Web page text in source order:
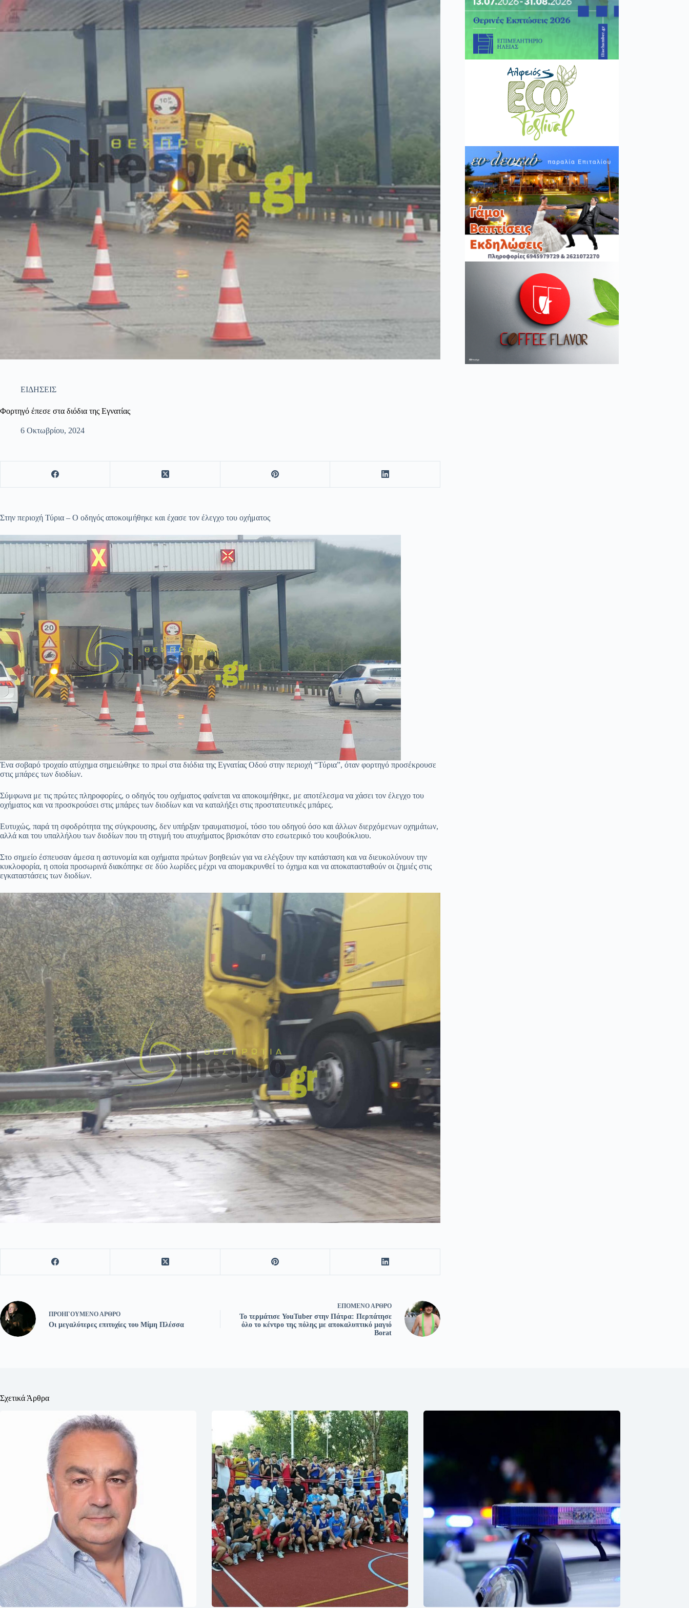
ΕΙΔΗΣΕΙΣ
Φορτηγό έπεσε στα διόδια της Εγνατίας
6 Οκτωβρίου, 2024
Στην περιοχή Τύρια – Ο οδηγός αποκοιμήθηκε και έχασε τον έλεγχο του οχήματος
Ένα σοβαρό τροχαίο ατύχημα σημειώθηκε το πρωί στα διόδια της Εγνατίας Οδού στην περιοχή “Τύρια”, όταν φορτηγό προσέκρουσε
στις μπάρες των διοδίων.
Σύμφωνα με τις πρώτες πληροφορίες, ο οδηγός του οχήματος φαίνεται να αποκοιμήθηκε, με αποτέλεσμα να χάσει τον έλεγχο του
οχήματος και να προσκρούσει στις μπάρες των διοδίων και να καταλήξει στις προστατευτικές μπάρες.
Ευτυχώς, παρά τη σφοδρότητα της σύγκρουσης, δεν υπήρξαν τραυματισμοί, τόσο του οδηγού όσο και άλλων διερχόμενων οχημάτων,
αλλά και του υπαλλήλου των διοδίων που τη στιγμή του ατυχήματος βρισκόταν στο εσωτερικό του κουβούκλιου.
Στο σημείο έσπευσαν άμεσα η αστυνομία και οχήματα πρώτων βοηθειών για να ελέγξουν την κατάσταση και να διευκολύνουν την
κυκλοφορία, η οποία προσωρινά διακόπηκε σε δύο λωρίδες μέχρι να απομακρυνθεί το όχημα και να αποκατασταθούν οι ζημιές στις
εγκαταστάσεις των διοδίων.
ΠΡΟΗΓΟΎΜΕΝΟΆΡΘΡΟ
Οι μεγαλύτερες επιτυχίες του Μίμη Πλέσσα
ΕΠΌΜΕΝΟΆΡΘΡΟ
Το τερμάτισε YouTuber στην Πάτρα: Περπάτησε
όλο το κέντρο της πόλης με αποκαλυπτικό μαγιό
Borat
Σχετικά Άρθρα